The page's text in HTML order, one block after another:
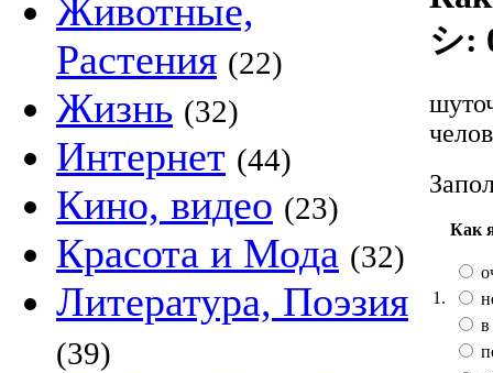
Животные,
Растения (22)
Жизнь (32)
Интернет (44)
Кино, видео (23)
Красота и Мода (32)
Литература, Поэзия
(39)
シ:
1.
Как
в